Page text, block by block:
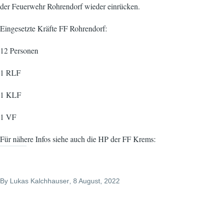
der Feuerwehr Rohrendorf wieder einrücken.
Eingesetzte Kräfte FF Rohrendorf:
12 Personen
1 RLF
1 KLF
1 VF
Für nähere Infos siehe auch die HP der FF Krems:
By Lukas Kalchhauser , 8 August, 2022